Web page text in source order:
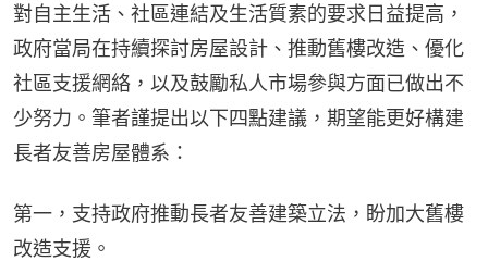
對自主生活、社區連結及生活質素的要求日益提高，
政府當局在持續探討房屋設計、推動舊樓改造、優化
社區支援網絡，以及鼓勵私人市場參與方面已做出不
少努力。筆者謹提出以下四點建議，期望能更好構建
長者友善房屋體系：
第一，支持政府推動長者友善建築立法，盼加大舊樓
改造支援。